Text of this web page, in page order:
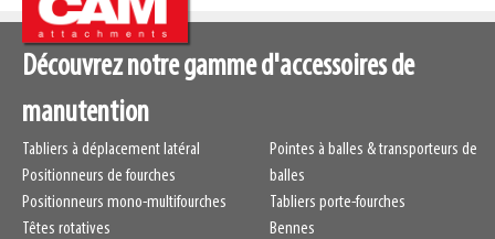
Découvrez notre gamme d'accessoires de
manutention
Tabliers à déplacement latéral
Positionneurs de fourches
Positionneurs mono-multifourches
Têtes rotatives
Pointes à balles & transporteurs de
balles
Tabliers porte-fourches
Bennes